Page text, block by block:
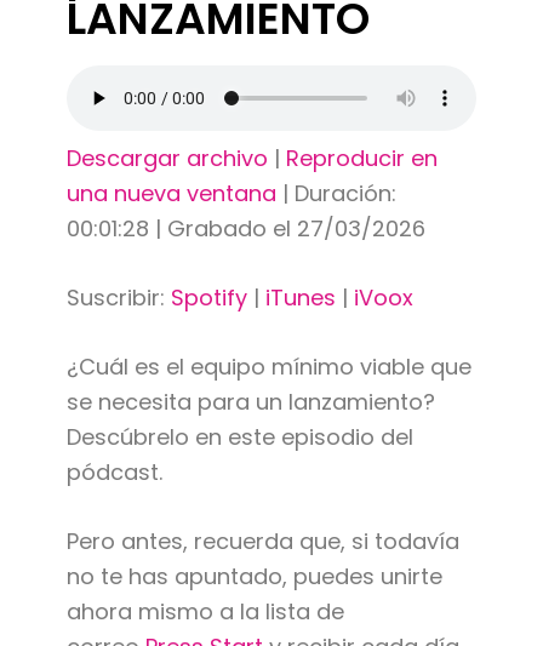
LANZAMIENTO
Descargar archivo | Reproducir en
una nueva ventana | Duración:
00:01:28 | Grabado el 27/03/2026
Suscribir: Spotify| iTunes | iVoox
¿Cuál es el equipo mínimo viable que
se necesita para un lanzamiento?
Descúbrelo en este episodio del
pódcast.
Pero antes, recuerda que, si todavía
no te has apuntado, puedes unirte
ahora mismo a la lista de